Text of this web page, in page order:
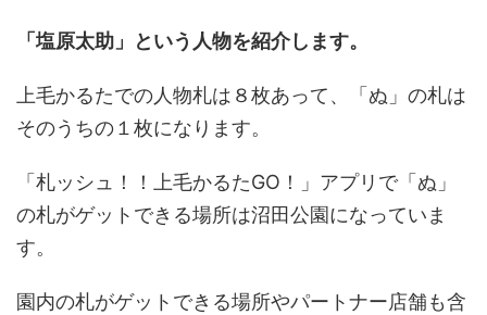
「塩原太助」という人物を紹介します。
上毛かるたでの人物札は８枚あって、「ぬ」の札は
そのうちの１枚になります。
「札ッシュ！！上毛かるたGO！」アプリで「ぬ」
の札がゲットできる場所は沼田公園になっていま
す。
園内の札がゲットできる場所やパートナー店舗も含